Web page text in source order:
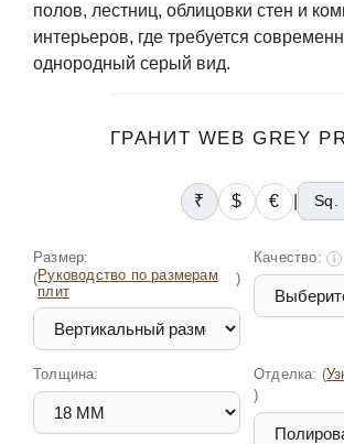
полов, лестниц, облицовки стен и
интерьеров, где требуется
однородный серый вид.
ГРАНИТ WEB GREY
₹ $ € Sq.
Размер:
(Руководство по размерам
плит
)
Качество: i
Толщина: Отделка: (
)